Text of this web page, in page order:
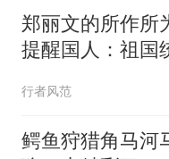
郑丽文的所作所
提醒国人：祖国
业，终究得靠自
行者风范
鳄鱼狩猎角马河